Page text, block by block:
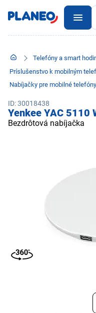
Telefóny a smart
Príslušenstvo k mobilným
Nabíjačky pre mobilné telefóny
ID: 30018438
Yenkee YAC 5110
Bezdrôtová nabíjačka